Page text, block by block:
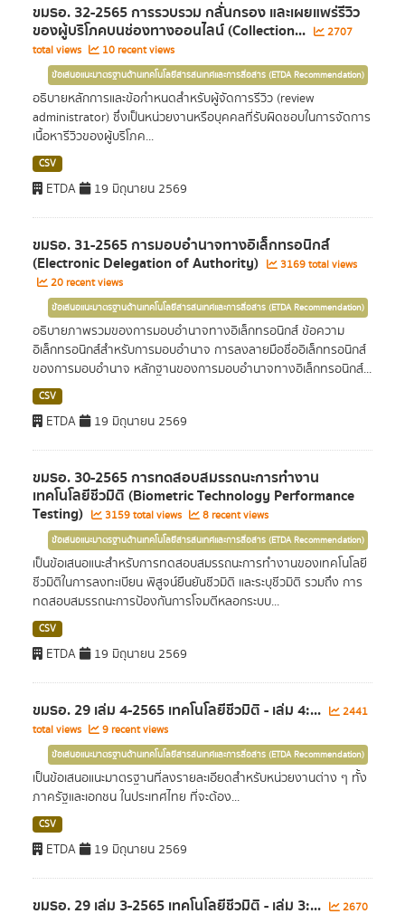
ขมธอ. 32-2565 การรวบรวม กลั่นกรอง และเผยแพร่รีวิว
ของผู้บริโภคบนช่องทางออนไลน์ (Collection...
2707
total views
10 recent views
ข้อเสนอแนะมาตรฐานด้านเทคโนโลยีสารสนเทศและการสื่อสาร (ETDA Recommendation)
อธิบายหลักการและข้อกำหนดสำหรับผู้จัดการรีวิว (review
administrator) ซึ่งเป็นหน่วยงานหรือบุคคลที่รับผิดชอบในการจัดการ
เนื้อหารีวิวของผู้บริโภค...
CSV
ETDA 19 มิถุนายน 2569
ขมธอ. 31-2565 การมอบอำนาจทางอิเล็กทรอนิกส์
(Electronic Delegation of Authority)
3169 total views
20 recent views
ข้อเสนอแนะมาตรฐานด้านเทคโนโลยีสารสนเทศและการสื่อสาร (ETDA Recommendation)
อธิบายภาพรวมของการมอบอำนาจทางอิเล็กทรอนิกส์ ข้อความ
อิเล็กทรอนิกส์สำหรับการมอบอำนาจ การลงลายมือชื่ออิเล็กทรอนิกส์
ของการมอบอำนาจ หลักฐานของการมอบอำนาจทางอิเล็กทรอนิกส์...
CSV
ETDA 19 มิถุนายน 2569
ขมธอ. 30-2565 การทดสอบสมรรถนะการทำงาน
เทคโนโลยีชีวมิติ (Biometric Technology Performance
Testing) 3159 total views 8 recent views
ข้อเสนอแนะมาตรฐานด้านเทคโนโลยีสารสนเทศและการสื่อสาร (ETDA Recommendation)
เป็นข้อเสนอแนะสำหรับการทดสอบสมรรถนะการทำงานของเทคโนโลยี
ชีวมิติในการลงทะเบียน พิสูจน์ยืนยันชีวมิติ และระบุชีวมิติ รวมถึง การ
ทดสอบสมรรถนะการป้องกันการโจมตีหลอกระบบ...
CSV
ETDA 19 มิถุนายน 2569
ขมธอ. 29 เล่ม 4-2565 เทคโนโลยีชีวมิติ - เล่ม 4:...
2441
total views
9 recent views
ข้อเสนอแนะมาตรฐานด้านเทคโนโลยีสารสนเทศและการสื่อสาร (ETDA Recommendation)
เป็นข้อเสนอแนะมาตรฐานที่ลงรายละเอียดสำหรับหน่วยงานต่าง ๆ ทั้ง
ภาครัฐและเอกชน ในประเทศไทย ที่จะต้อง...
CSV
ETDA 19 มิถุนายน 2569
ขมธอ. 29 เล่ม 3-2565 เทคโนโลยีชีวมิติ - เล่ม 3:...
2670